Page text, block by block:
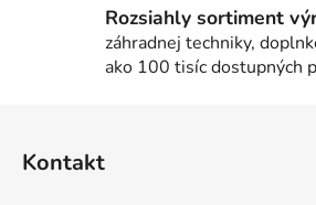
i
s
u
Rozsiahly sortiment
záhradnej techniky,
ako 100 tisíc dostupných
Kontakt